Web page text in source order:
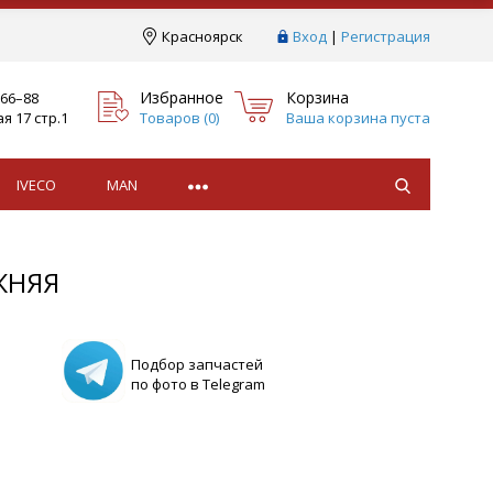
Краcноярск Вход | Регистрация
17 стр.1
Избранное
Товаров (0)
Корзина
Ваша корзина пуста
IVECO MAN
Подбор запчастей
по фото в Telegram